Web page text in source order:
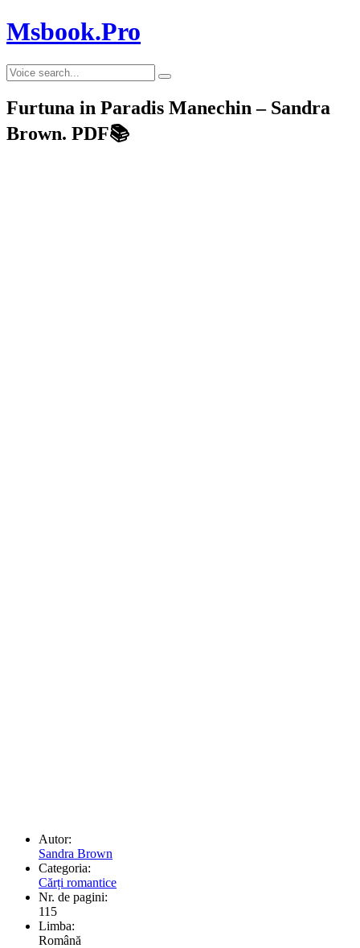
Msbook.Pro
Furtuna in Paradis Manechin – Sandra
Brown. PDF📚
Autor:
Sandra Brown
Categoria:
Cărți romantice
Nr. de pagini:
115
Limba:
Română